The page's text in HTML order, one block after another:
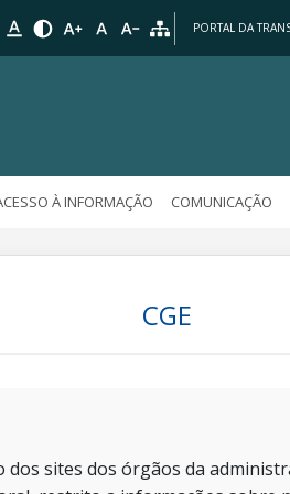
PORTAL DA
À INFORMAÇÃO COMUNICAÇÃO
CGE
dos sites dos órgãos da